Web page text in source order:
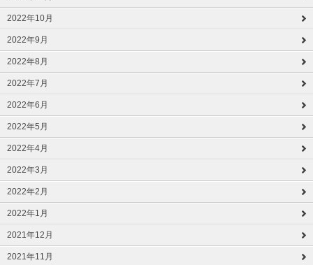
2022年10月
2022年9月
2022年8月
2022年7月
2022年6月
2022年5月
2022年4月
2022年3月
2022年2月
2022年1月
2021年12月
2021年11月